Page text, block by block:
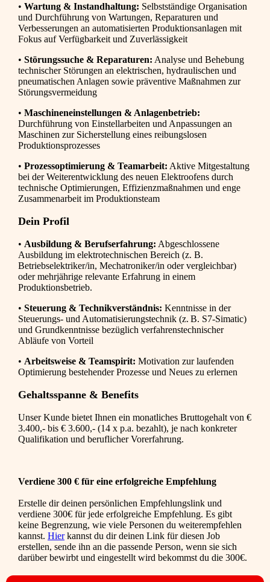
• Wartung & Instandhaltung: Selbstständige Organisation
und Durchführung von Wartungen, Reparaturen und
Verbesserungen an automatisierten Produktionsanlagen mit
Fokus auf Verfügbarkeit und Zuverlässigkeit
• Störungssuche & Reparaturen: Analyse und Behebung
technischer Störungen an elektrischen, hydraulischen und
pneumatischen Anlagen sowie präventive Maßnahmen zur
Störungsvermeidung
• Maschineneinstellungen & Anlagenbetrieb:
Durchführung von Einstellarbeiten und Anpassungen an
Maschinen zur Sicherstellung eines reibungslosen
Produktionsprozesses
• Prozessoptimierung & Teamarbeit: Aktive Mitgestaltung
bei der Weiterentwicklung des neuen Elektroofens durch
technische Optimierungen, Effizienzmaßnahmen und enge
Zusammenarbeit im Produktionsteam
Dein Profil
• Ausbildung & Berufserfahrung: Abgeschlossene
Ausbildung im elektrotechnischen Bereich (z. B.
Betriebselektriker/in, Mechatroniker/in oder vergleichbar)
oder mehrjährige relevante Erfahrung in einem
Produktionsbetrieb.
• Steuerung & Technikverständnis: Kenntnisse in der
Steuerungs- und Automatisierungstechnik (z. B. S7-Simatic)
und Grundkenntnisse bezüglich verfahrenstechnischer
Abläufe von Vorteil
• Arbeitsweise & Teamspirit: Motivation zur laufenden
Optimierung bestehender Prozesse und Neues zu erlernen
Gehaltsspanne & Benefits
Unser Kunde bietet Ihnen ein monatliches Bruttogehalt von €
3.400,- bis € 3.600,- (14 x p.a. bezahlt), je nach konkreter
Qualifikation und beruflicher Vorerfahrung.
Verdiene 300 € für eine erfolgreiche Empfehlung
Erstelle dir deinen persönlichen Empfehlungslink und
verdiene 300€ für jede erfolgreiche Empfehlung. Es gibt
keine Begrenzung, wie viele Personen du weiterempfehlen
kannst. Hierkannst du dir deinen Link für diesen Job
erstellen, sende ihn an die passende Person, wenn sie sich
darüber bewirbt und eingestellt wird bekommst du die 300€.